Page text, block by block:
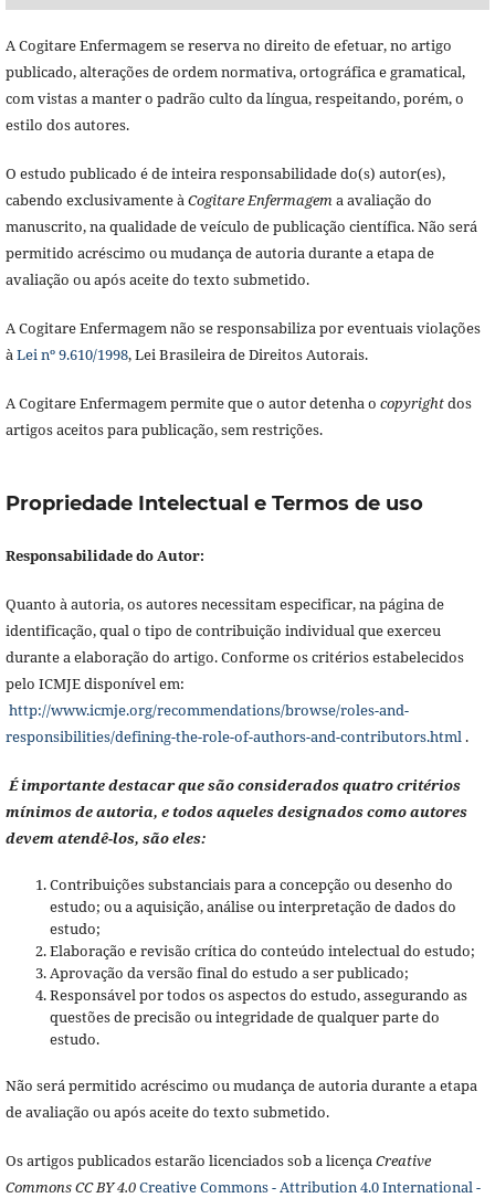
A Cogitare Enfermagem se reserva no direito de efetuar, no artigo
publicado, alterações de ordem normativa, ortográfica e gramatical,
com vistas a manter o padrão culto da língua, respeitando, porém, o
estilo dos autores.
O estudo publicado é de inteira responsabilidade do(s) autor(es),
cabendo exclusivamente àCogitare Enfermagema avaliação do
manuscrito, na qualidade de veículo de publicação científica. Não será
permitido acréscimo ou mudança de autoria durante a etapa de
avaliação ou após aceite do texto submetido.
A Cogitare Enfermagem não se responsabiliza por eventuais violações
àLei nº 9.610/1998, Lei Brasileira de Direitos Autorais.
A Cogitare Enfermagem permite que o autor detenha o copyrightdos
artigos aceitos para publicação, sem restrições.
Propriedade Intelectual e Termos de uso
Responsabilidade do Autor:
Quanto à autoria, os autores necessitam especificar, na página de
identificação, qual o tipo de contribuição individual que exerceu
durante a elaboração do artigo. Conforme os critérios estabelecidos
pelo ICMJE disponível em:
http://www.icmje.org/recommendations/browse/roles-and-
responsibilities/defining-the-role-of-authors-and-contributors.html.
É importante destacar que são considerados quatro critérios
mínimos de autoria, e todos aqueles designados como autores
devem atendê-los, são eles:
Contribuições substanciais para a concepção ou desenho do
estudo; ou a aquisição, análise ou interpretação de dados do
estudo;
Elaboração e revisão crítica do conteúdo intelectual do estudo;
Aprovação da versão final do estudo a ser publicado;
Responsável por todos os aspectos do estudo, assegurando as
questões de precisão ou integridade de qualquer parte do
estudo.
Não será permitido acréscimo ou mudança de autoria durante a etapa
de avaliação ou após aceite do texto submetido.
Os artigos publicados estarão licenciados sob a licençaCreative
Commons CC BY 4.0Creative Commons - Attribution 4.0 International -